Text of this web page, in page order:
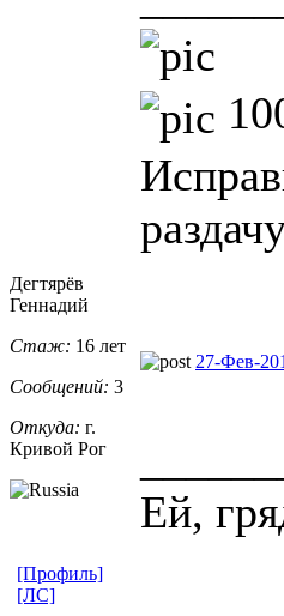
Дегтярёв
Геннадий
Стаж: 16 лет
Сообщений: 3
Откуда: г.
Кривой Рог
27-Фев-
Ей,
[Профиль]
[ЛС]